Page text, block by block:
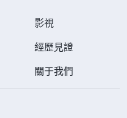
影視
經歷見證
關于我們